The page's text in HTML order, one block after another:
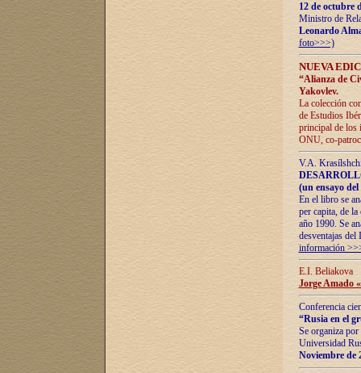
12 de octubre
Ministro de
Leonardo
foto>>>)
NUEVA
“Alianza de
Yakovlev.
La colección
de Estudios
principal de los
ONU, co-
V.A.
(un ensayo
En el libro se
per capita, de
año 1990. Se
desventajas
información
E.I. Beliakova
Jorge Amado
Conferencia
“Rusia en el
Se organiza
Universidad
Noviembre de